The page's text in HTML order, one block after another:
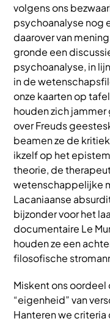
volgens ons
psychoanalyse nog
daarover van
gronde een
psychoanalyse, in
in de
onze kaarten op
houden zich
over Freuds
beamen ze de
ikzelf op het
theorie, de
wetenschappelijke
Lacaniaanse
bijzonder voor het
documentaire Le
houden ze een
filosofische
Miskent ons
“eigenheid” van
Hanteren we criteria